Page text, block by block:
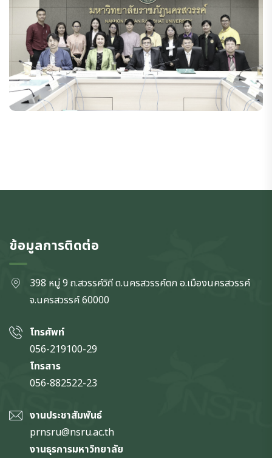
ข้อมูลการติดต่อ
398 หมู่ 9 ถ.สวรรค์วิถี ต.นครสวรรค์ตก อ.เมืองนครสวรรค์
จ.นครสวรรค์60000
โทรศัพท์
056-219100-29
โทรสาร
056-882522-23
งานประชาสัมพันธ์
prnsru@nsru.ac.th
งานธุรการมหาวิทยาลัย